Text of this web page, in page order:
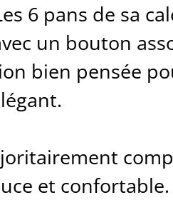
6 pans de sa
un bouton
bien pensée
et